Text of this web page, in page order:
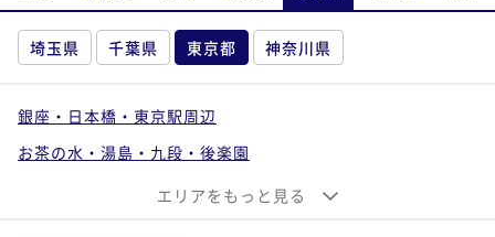
埼玉県 千葉県 東京都 神奈川県
銀座・日本橋・東京駅周辺
お茶の水・湯島・九段・後楽園
六本木・麻布・赤坂・青山
お台場・汐留・新橋・品川
エリアをもっと見る